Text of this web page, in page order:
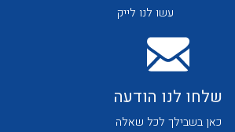
עשו לנו לייק
שלחו לנו הודעה
כאן בשבילך לכל שאלה